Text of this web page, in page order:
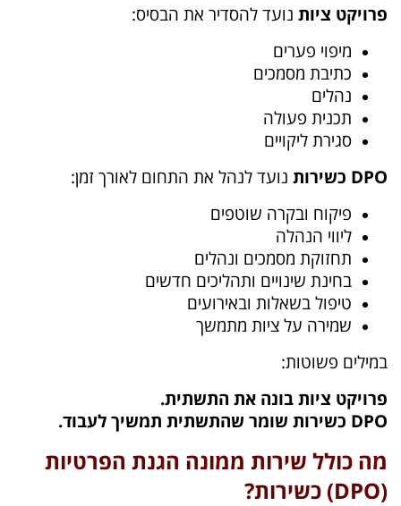
פרויקט ציות נועד להסדיר את הבסיס:
מיפוי פערים
כתיבת מסמכים
נהלים
תכנית פעולה
סגירת ליקויים
DPO כשירות
נועד לנהל את התחום לאורך זמן:
פיקוח ובקרה שוטפים
ליווי הנהלה
תחזוקת מסמכים ונהלים
בחינת שינויים ותהליכים חדשים
טיפול בשאלות ובאירועים
שמירה על ציות מתמשך
במילים פשוטות:
פרויקט ציות בונה את התשתית.
DPO כשירות שומר שהתשתית תמשיך לעבוד.
מה כולל שירות ממונה הגנת הפרטיות
(DPO) כשירות?